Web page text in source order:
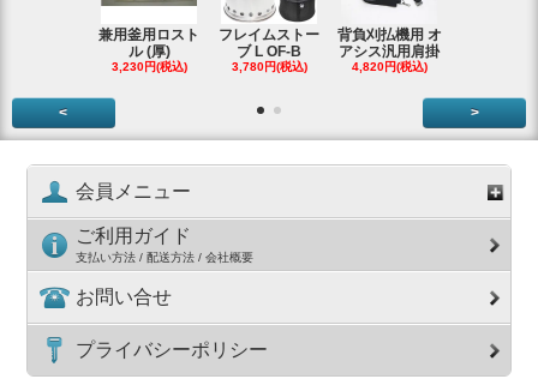
兼用釜用ロスト
ル (厚)
3,230円(税込)
フレイムストー
ブ L OF-B
3,780円(税込)
背負刈払機用 オ
アシス汎用肩掛
4,820円(税込)
< >
会員メニュー
ご利用ガイド
支払い方法 / 配送方法 / 会社概要
お問い合せ
プライバシーポリシー